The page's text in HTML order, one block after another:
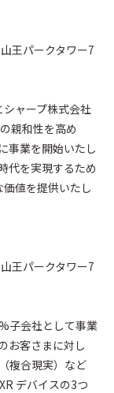
王パークタワー7
ャープ株式会社
親和性を高め
事業を開始いたし
代を実現するため
値を提供いたし
王パークタワー7
子会社として事業
お客さまに対し
複合現実）など
デバイスの3つ